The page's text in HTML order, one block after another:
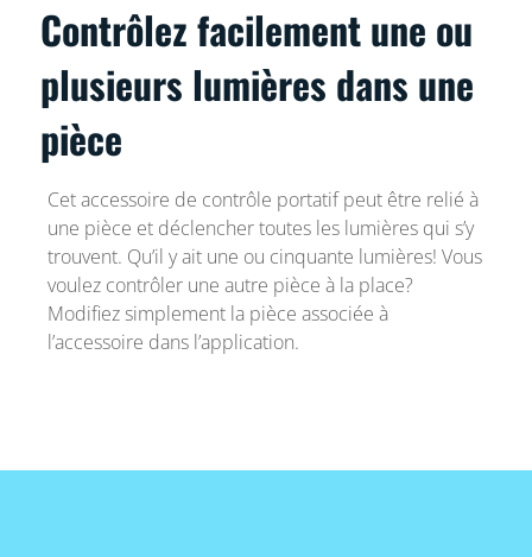
Contrôlez facilement une ou
plusieurs lumières dans une
pièce
Cet accessoire de contrôle portatif peut être relié à
une pièce et déclencher toutes les lumières qui s’y
trouvent. Qu’il y ait une ou cinquante lumières! Vous
voulez contrôler une autre pièce à la place?
Modifiez simplement la pièce associée à
l’accessoire dans l’application.